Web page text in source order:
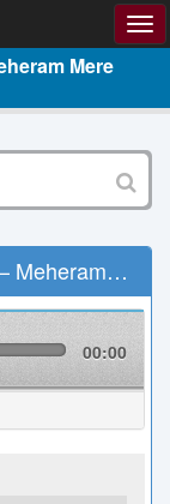
Mere
Letöltés
00:00